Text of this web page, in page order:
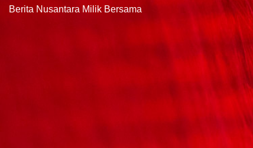
Berita Nusantara Milik Bersama